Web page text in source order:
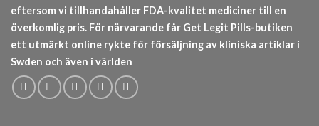
eftersom vi tillhandahåller FDA-kvalitet mediciner till en
överkomlig pris. För närvarande får Get Legit Pills-butiken
ett utmärkt online rykte för försäljning av kliniska artiklar i
Swden och även i världen